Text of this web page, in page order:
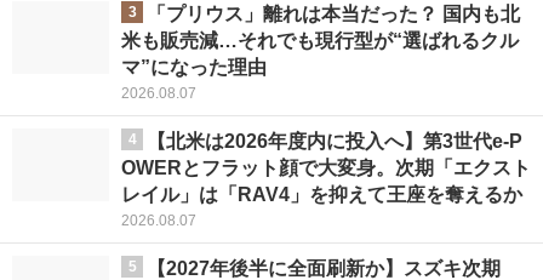
3
「プリウス」離れは本当だった？ 国内も北
米も販売減…それでも現行型が“選ばれるクル
マ”になった理由
2026.08.07
4
【北米は2026年度内に投入へ】第3世代e-P
OWERとフラット顔で大変身。次期「エクスト
レイル」は「RAV4」を抑えて王座を奪えるか
2026.08.07
5
【2027年後半に全面刷新か】スズキ次期